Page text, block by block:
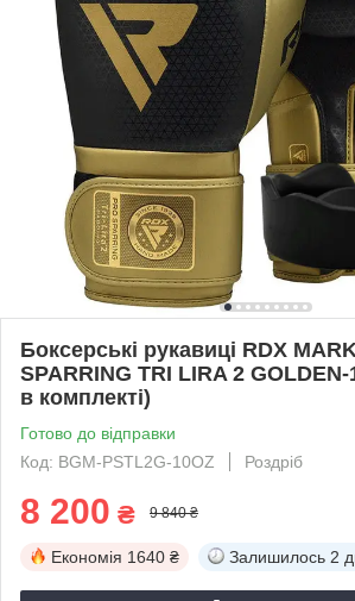
Боксерські рукавиці RDX
SPARRING TRI LIRA 2 GOLDEN-
в комплекті)
Готово до відправки
Код: BGM-PSTL2G-10OZ
Роздріб
8 200 ₴ 9 840 ₴
Економія 1640 ₴ Залишилось 2